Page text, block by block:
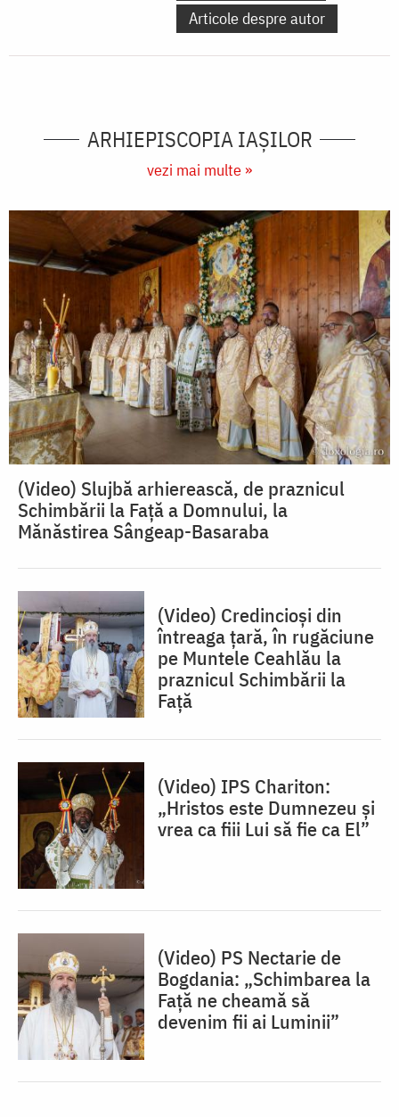
Articole despre autor
ARHIEPISCOPIA IAŞILOR
vezi mai multe »
(Video) Slujbă arhierească, de praznicul
Schimbării la Față a Domnului, la
Mănăstirea Sângeap-Basaraba
(Video) Credincioși din
întreaga țară, în rugăciune
pe Muntele Ceahlău la
praznicul Schimbării la
Față
(Video) IPS Chariton:
„Hristos este Dumnezeu și
vrea ca fiii Lui să fie ca El”
(Video) PS Nectarie de
Bogdania: „Schimbarea la
Față ne cheamă să
devenim fii ai Luminii”